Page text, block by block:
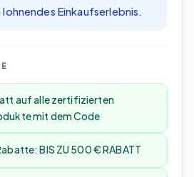
Einkaufserlebnis.
auf alle zertifizierten
mit dem Code
BIS ZU 500 € RABATT